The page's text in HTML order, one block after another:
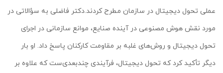
عملی تحول دیجیتال در سازمان مطرح کردند.دکتر فاضلی به سؤالاتی در
مورد نقش هوش مصنوعی در آینده صنایع، موانع سازمانی در اجرای
تحول دیجیتال و روش‌های غلبه بر مقاومت کارکنان پاسخ داد. او بار
دیگر تأکید کرد که تحول دیجیتال، فرآیندی چندبعدی‌ست که علاوه بر